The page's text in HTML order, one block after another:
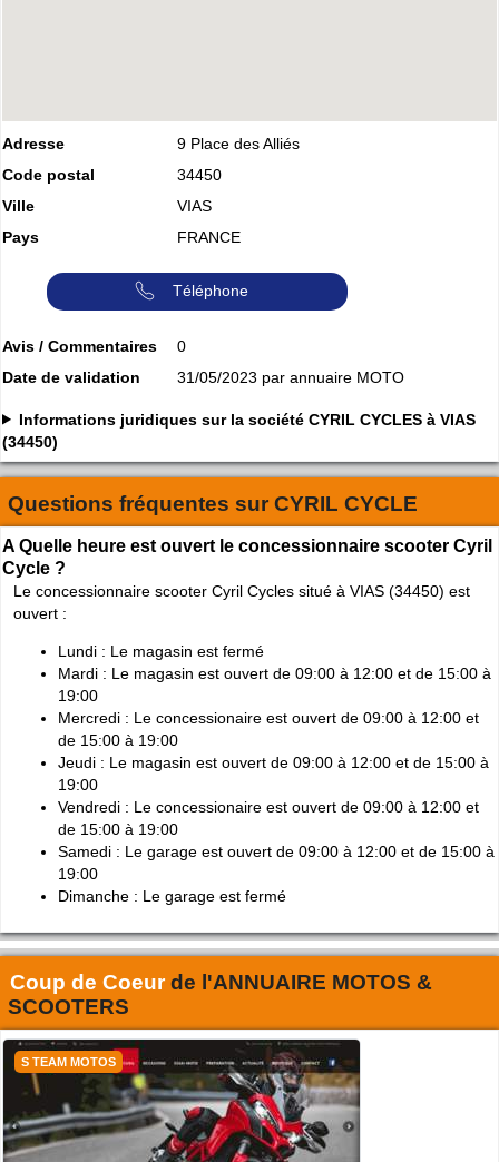
Adresse
9 Place des Alliés
Code postal
34450
Ville
VIAS
Pays
FRANCE
Téléphone
Avis / Commentaires
0
Date de validation
31/05/2023 par annuaire MOTO
Informations juridiques sur la société CYRIL CYCLES à VIAS
(34450)
Questions fréquentes surCYRIL CYCLE
A Quelle heure est ouvert le concessionnaire scooter Cyril
Cycle ?
Le concessionnaire scooter Cyril Cycles situé à VIAS (34450) est
ouvert :
Lundi : Le magasin est fermé
Mardi : Le magasin est ouvert de 09:00 à 12:00 et de 15:00 à
19:00
Mercredi : Le concessionaire est ouvert de 09:00 à 12:00 et
de 15:00 à 19:00
Jeudi : Le magasin est ouvert de 09:00 à 12:00 et de 15:00 à
19:00
Vendredi : Le concessionaire est ouvert de 09:00 à 12:00 et
de 15:00 à 19:00
Samedi : Le garage est ouvert de 09:00 à 12:00 et de 15:00 à
19:00
Dimanche : Le garage est fermé
Coup de Coeurde l'ANNUAIRE MOTOS &
SCOOTERS
S TEAM MOTOS